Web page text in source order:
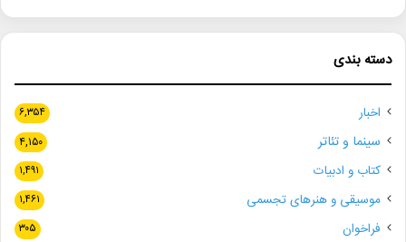
دسته بندی
اخبار ۶,۳۵۴
سینما و تئاتر ۴,۱۵۰
کتاب و ادبیات ۱,۴۹۱
موسیقی و هنرهای تجسمی ۱,۴۶۱
فراخوان ۳۰۵